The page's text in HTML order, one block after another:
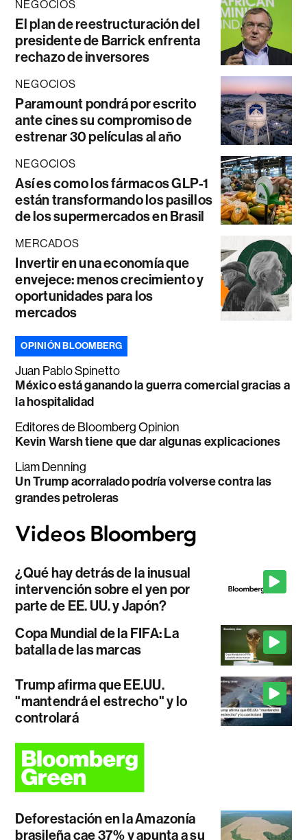
NEGOCIOS
El plan de reestructuración del
presidente de Barrick enfrenta
rechazo de inversores
NEGOCIOS
Paramount pondrá por escrito
ante cines su compromiso de
estrenar 30 películas al año
NEGOCIOS
Así es como los fármacos GLP-1
están transformando los pasillos
de los supermercados en Brasil
MERCADOS
Invertir en una economía que
envejece: menos crecimiento y
oportunidades para los
mercados
OPINIÓN BLOOMBERG
Juan Pablo Spinetto
México está ganando la guerra comercial gracias a
la hospitalidad
Editores de Bloomberg Opinion
Kevin Warsh tiene que dar algunas explicaciones
Liam Denning
Un Trump acorralado podría volverse contra las
grandes petroleras
¿Qué hay detrás de la inusual
intervención sobre el yen por
parte de EE. UU. y Japón?
Copa Mundial de la FIFA: La
batalla de las marcas
Trump afirma que EE.UU.
"mantendrá el estrecho" y lo
controlará
Deforestación en la Amazonía
brasileña cae 37% y apunta a su